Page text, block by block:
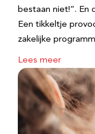
bestaan niet!”. En
Een tikkeltje
zakelijke
Lees meer